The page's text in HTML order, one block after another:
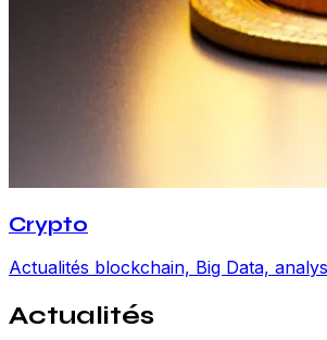
Crypto
Actualités blockchain, Big Data,
Actualités